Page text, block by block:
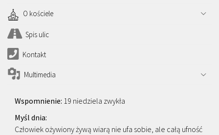
O kościele
Spis ulic
Kontakt
Multimedia
19 niedziela zwykła
Człowiek ożywiony żywą wiarą nie ufa sobie, ale całą ufność